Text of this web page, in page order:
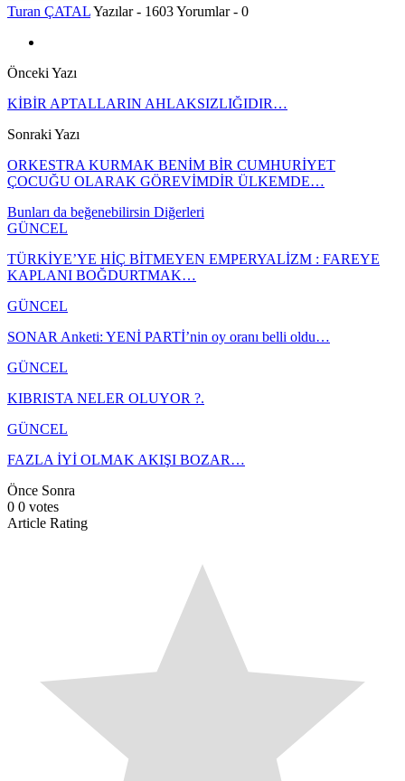
Turan ÇATALYazılar - 1603Yorumlar - 0
Önceki Yazı
KİBİR APTALLARIN AHLAKSIZLIĞIDIR…
Sonraki Yazı
ORKESTRA KURMAK BENİM BİR CUMHURİYET
ÇOCUĞU OLARAK GÖREVİMDİR ÜLKEMDE…
Bunları da beğenebilirsin Diğerleri
GÜNCEL
TÜRKİYE’YE HİÇ BİTMEYEN EMPERYALİZM : FAREYE
KAPLANI BOĞDURTMAK…
GÜNCEL
SONAR Anketi: YENİ PARTİ’nin oy oranı belli oldu…
GÜNCEL
KIBRISTA NELER OLUYOR ?.
GÜNCEL
FAZLA İYİ OLMAK AKIŞI BOZAR…
Önce Sonra
0 0 votes
Article Rating